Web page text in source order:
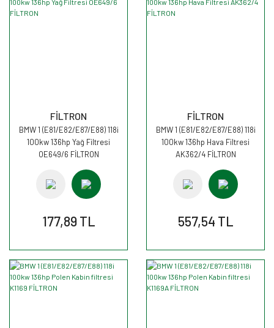
FİLTRON
BMW 1 (E81/E82/E87/E88) 118i
100kw 136hp Yağ Filtresi
OE649/6 FİLTRON
177,89 TL
FİLTRON
BMW 1 (E81/E82/E87/E88) 118i
100kw 136hp Hava Filtresi
AK362/4 FİLTRON
557,54 TL